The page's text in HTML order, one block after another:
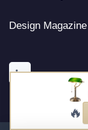
🔥
Design Magazine